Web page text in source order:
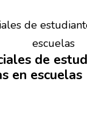
de
en escuelas